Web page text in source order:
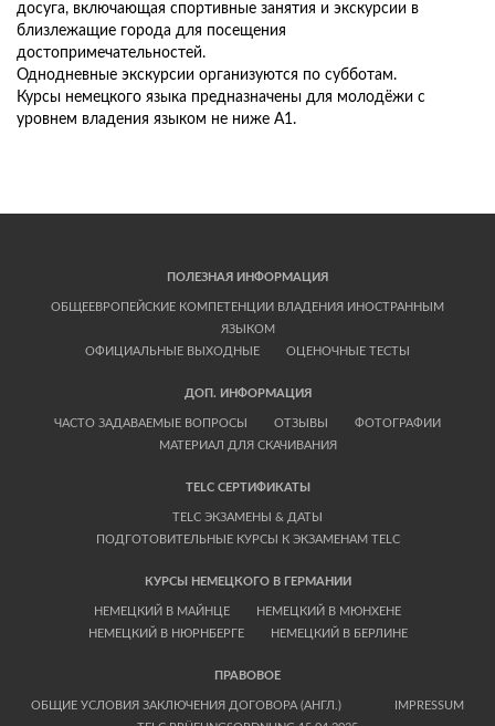
досуга, включающая спортивные занятия и экскурсии в
близлежащие города для посещения
достопримечательностей.
Однодневные экскурсии организуются по субботам.
Курсы немецкого языка предназначены для молодёжи с
уровнем владения языком не ниже A1.
ПОЛЕЗНАЯ ИНФОРМАЦИЯ
ОБЩЕЕВРОПЕЙСКИЕ КОМПЕТЕНЦИИ ВЛАДЕНИЯ ИНОСТРАННЫМ
ЯЗЫКОМ
ОФИЦИАЛЬНЫЕ ВЫХОДНЫЕ
ОЦЕНОЧНЫЕ ТЕСТЫ
ДОП. ИНФОРМАЦИЯ
ЧАСТО ЗАДАВАЕМЫЕ ВОПРОСЫ ОТЗЫВЫ
ФОТОГРАФИИ
МАТЕРИАЛ ДЛЯ СКАЧИВАНИЯ
TELC СЕРТИФИКАТЫ
TELC ЭКЗАМЕНЫ & ДАТЫ
ПОДГОТОВИТЕЛЬНЫЕ КУРСЫ К ЭКЗАМЕНАМ TELC
КУРСЫ НЕМЕЦКОГО В ГЕРМАНИИ
НЕМЕЦКИЙ В МАЙНЦЕ
НЕМЕЦКИЙ В МЮНХЕНЕ
НЕМЕЦКИЙ В НЮРНБЕРГЕ
НЕМЕЦКИЙ В БЕРЛИНЕ
ПРАВОВОЕ
ОБЩИЕ УСЛОВИЯ ЗАКЛЮЧЕНИЯ ДОГОВОРА (АНГЛ.)
IMPRESSUM